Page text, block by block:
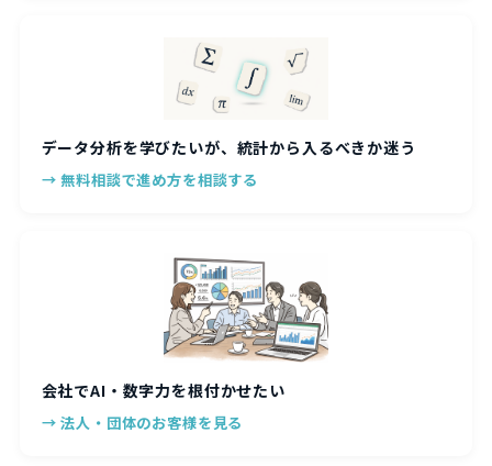
データ分析を学びたいが、統計から入るべきか迷う
→ 無料相談で進め方を相談する
会社でAI・数字力を根付かせたい
→ 法人・団体のお客様を見る